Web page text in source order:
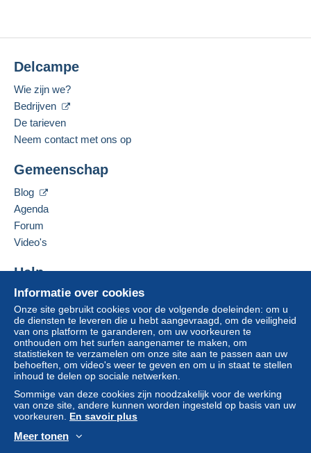
Informatie over cookies
Onze site gebruikt cookies voor de volgende doeleinden: om u
de diensten te leveren die u hebt aangevraagd, om de veiligheid
van ons platform te garanderen, om uw voorkeuren te
onthouden om het surfen aangenamer te maken, om
statistieken te verzamelen om onze site aan te passen aan uw
behoeften, om video's weer te geven en om u in staat te stellen
inhoud te delen op sociale netwerken.
Sommige van deze cookies zijn noodzakelijk voor de werking
van onze site, andere kunnen worden ingesteld op basis van uw
voorkeuren. En savoir plus
Meer tonen
Delcampe
Wie zijn we?
Bedrijven
De tarieven
Neem contact met ons op
Gemeenschap
Blog
Agenda
Forum
Video's
Help
Hulpcentrum
Kopen op Delcampe
Verkopen op Delcampe
Een beveiligde website